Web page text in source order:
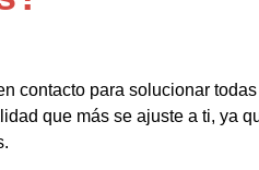
contacto para solucionar
que más se ajuste a ti, ya